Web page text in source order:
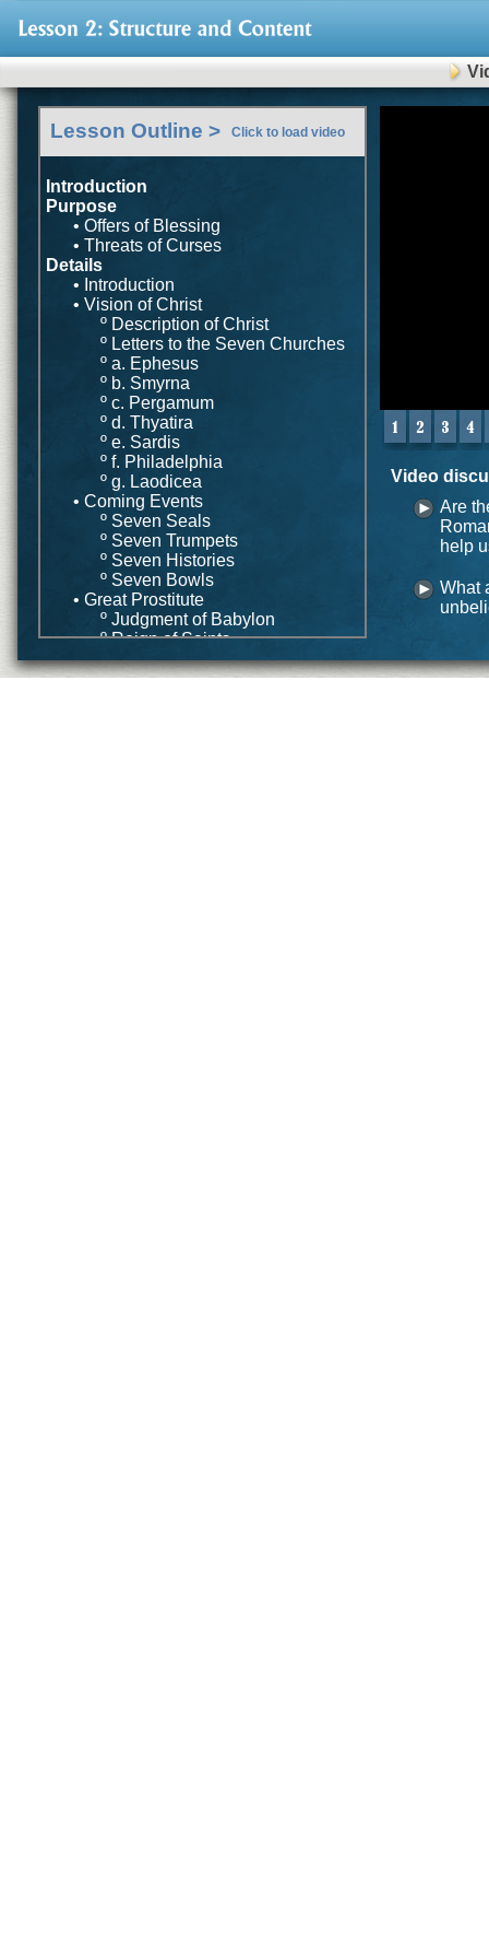
Video
Are
help
What
Lesson Outline > Click to load video
Introduction
Purpose
• Offers of Blessing
• Threats of Curses
Details
• Introduction
• Vision of Christ
º Description of Christ
º Letters to the Seven Churches
º a. Ephesus
º b. Smyrna
º c. Pergamum
º d. Thyatira
º e. Sardis
º f. Philadelphia
º g. Laodicea
• Coming Events
º Seven Seals
º Seven Trumpets
º Seven Histories
º Seven Bowls
• Great Prostitute
º Judgment of Babylon
º Reign of Saints
• Wife of Lamb
• Conclusion